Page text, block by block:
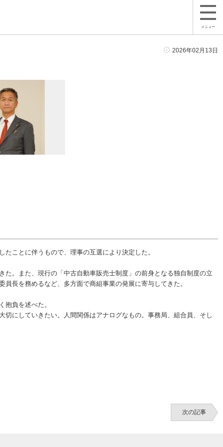
メニュー
2026年02月13日
ことに伴うもので、理事の互選により決定した。
。また、現行の「中古自動車販売士制度」の前身となる独自制度の立
長を務めるなど、多方面で商組事業の発展に寄与してきた。
負を述べた。
にしていきたい。人間関係はアナログなもの。事務局、組合員、そし
次の記事